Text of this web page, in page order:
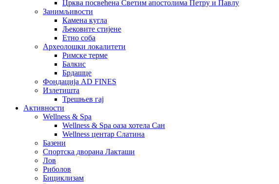
Црква посвећена Светим апостолима Петру и Павлу
Занимљивости
Камена кугла
Љековите стијене
Етно соба
Археолошки локалитети
Римске терме
Балкис
Брдашце
Фондација AD FINES
Излетишта
Трешњев гај
Активности
Wellness & Spa
Wellness & Spa оаза хотела Сан
Wellness центар Слатина
Базени
Спортска дворана Лакташи
Лов
Риболов
Бициклизам